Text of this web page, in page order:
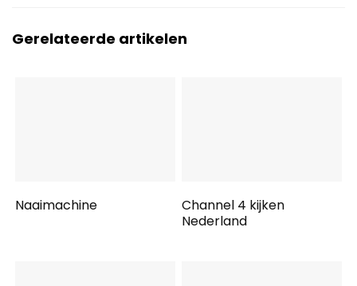
Gerelateerde artikelen
Naaimachine
Channel 4 kijken
Nederland